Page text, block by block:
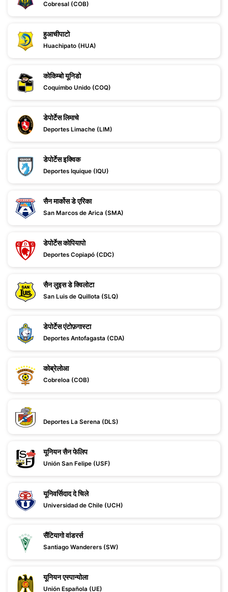
Cobresal (COB)
हुआचीपाटो
Huachipato (HUA)
कोकिम्बो यूनिडो
Coquimbo Unido (COQ)
डेपोर्टेस लिमाचे
Deportes Limache (LIM)
डेपोर्टेस इक्विक
Deportes Iquique (IQU)
सैन मार्कोस डे एरिका
San Marcos de Arica (SMA)
डेपोर्टेस कोपियापो
Deportes Copiapó (CDC)
सैन लुइस डे क्विलोटा
San Luis de Quillota (SLQ)
डेपोर्टेस एंटोफ़गास्टा
Deportes Antofagasta (CDA)
कोब्रेलोआ
Cobreloa (COB)
Deportes La Serena (DLS)
यूनियन सैन फेलिप
Unión San Felipe (USF)
यूनिवर्सिदाद दे चिले
Universidad de Chile (UCH)
सैंटियागो वांडरर्स
Santiago Wanderers (SW)
यूनियन एस्पान्योला
Unión Española (UE)